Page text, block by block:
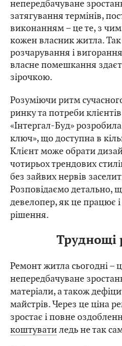
непередбачуване
затягування термінів,
виконанням – це те, з
кожен власник житла.
розчарування і
власне помешкання
зірочкою.
Розуміючи ритм
ринку та потреби
«Інтергал-Буд»
ключ», що доступна в
Клієнт може обрати
чотирьох трендових
без зайвих нервів
Розповідаємо детально,
девелопер, як це працює
рішення.
Труднощі
Ремонт житла сьогодні –
непередбачуване
матеріали, а також
майстрів. Через це ціна
зростає і повне
коштуватиледь не так